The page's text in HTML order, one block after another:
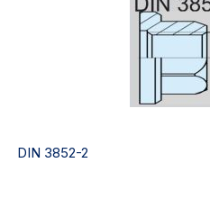
DIN 3852-2